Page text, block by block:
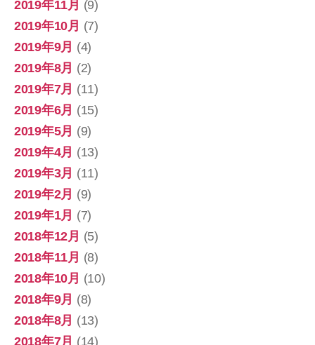
2019年11月 (9)
2019年10月 (7)
2019年9月 (4)
2019年8月 (2)
2019年7月 (11)
2019年6月 (15)
2019年5月 (9)
2019年4月 (13)
2019年3月 (11)
2019年2月 (9)
2019年1月 (7)
2018年12月 (5)
2018年11月 (8)
2018年10月 (10)
2018年9月 (8)
2018年8月 (13)
2018年7月 (14)